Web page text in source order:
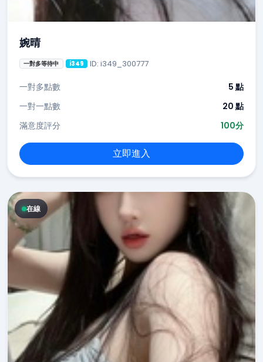
婉晴
一對多等待中 i349 ID: i349_300777
一對多點數
5 點
一對一點數
20 點
滿意度評分
100分
立即進入
在線